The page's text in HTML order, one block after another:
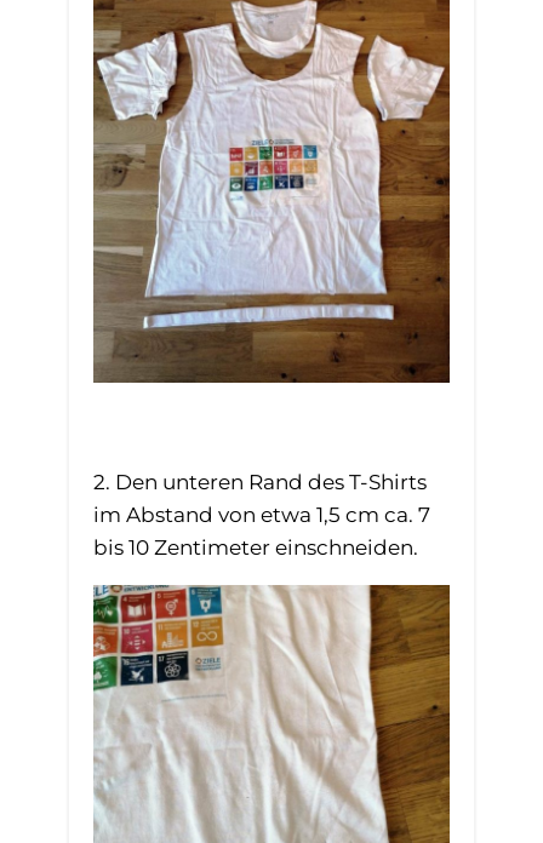
2. Den unteren Rand des T-Shirts
im Abstand von etwa 1,5 cm ca. 7
bis 10 Zentimeter einschneiden.